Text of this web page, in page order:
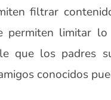
filtrar
permiten limitar
que los padres
conocidos